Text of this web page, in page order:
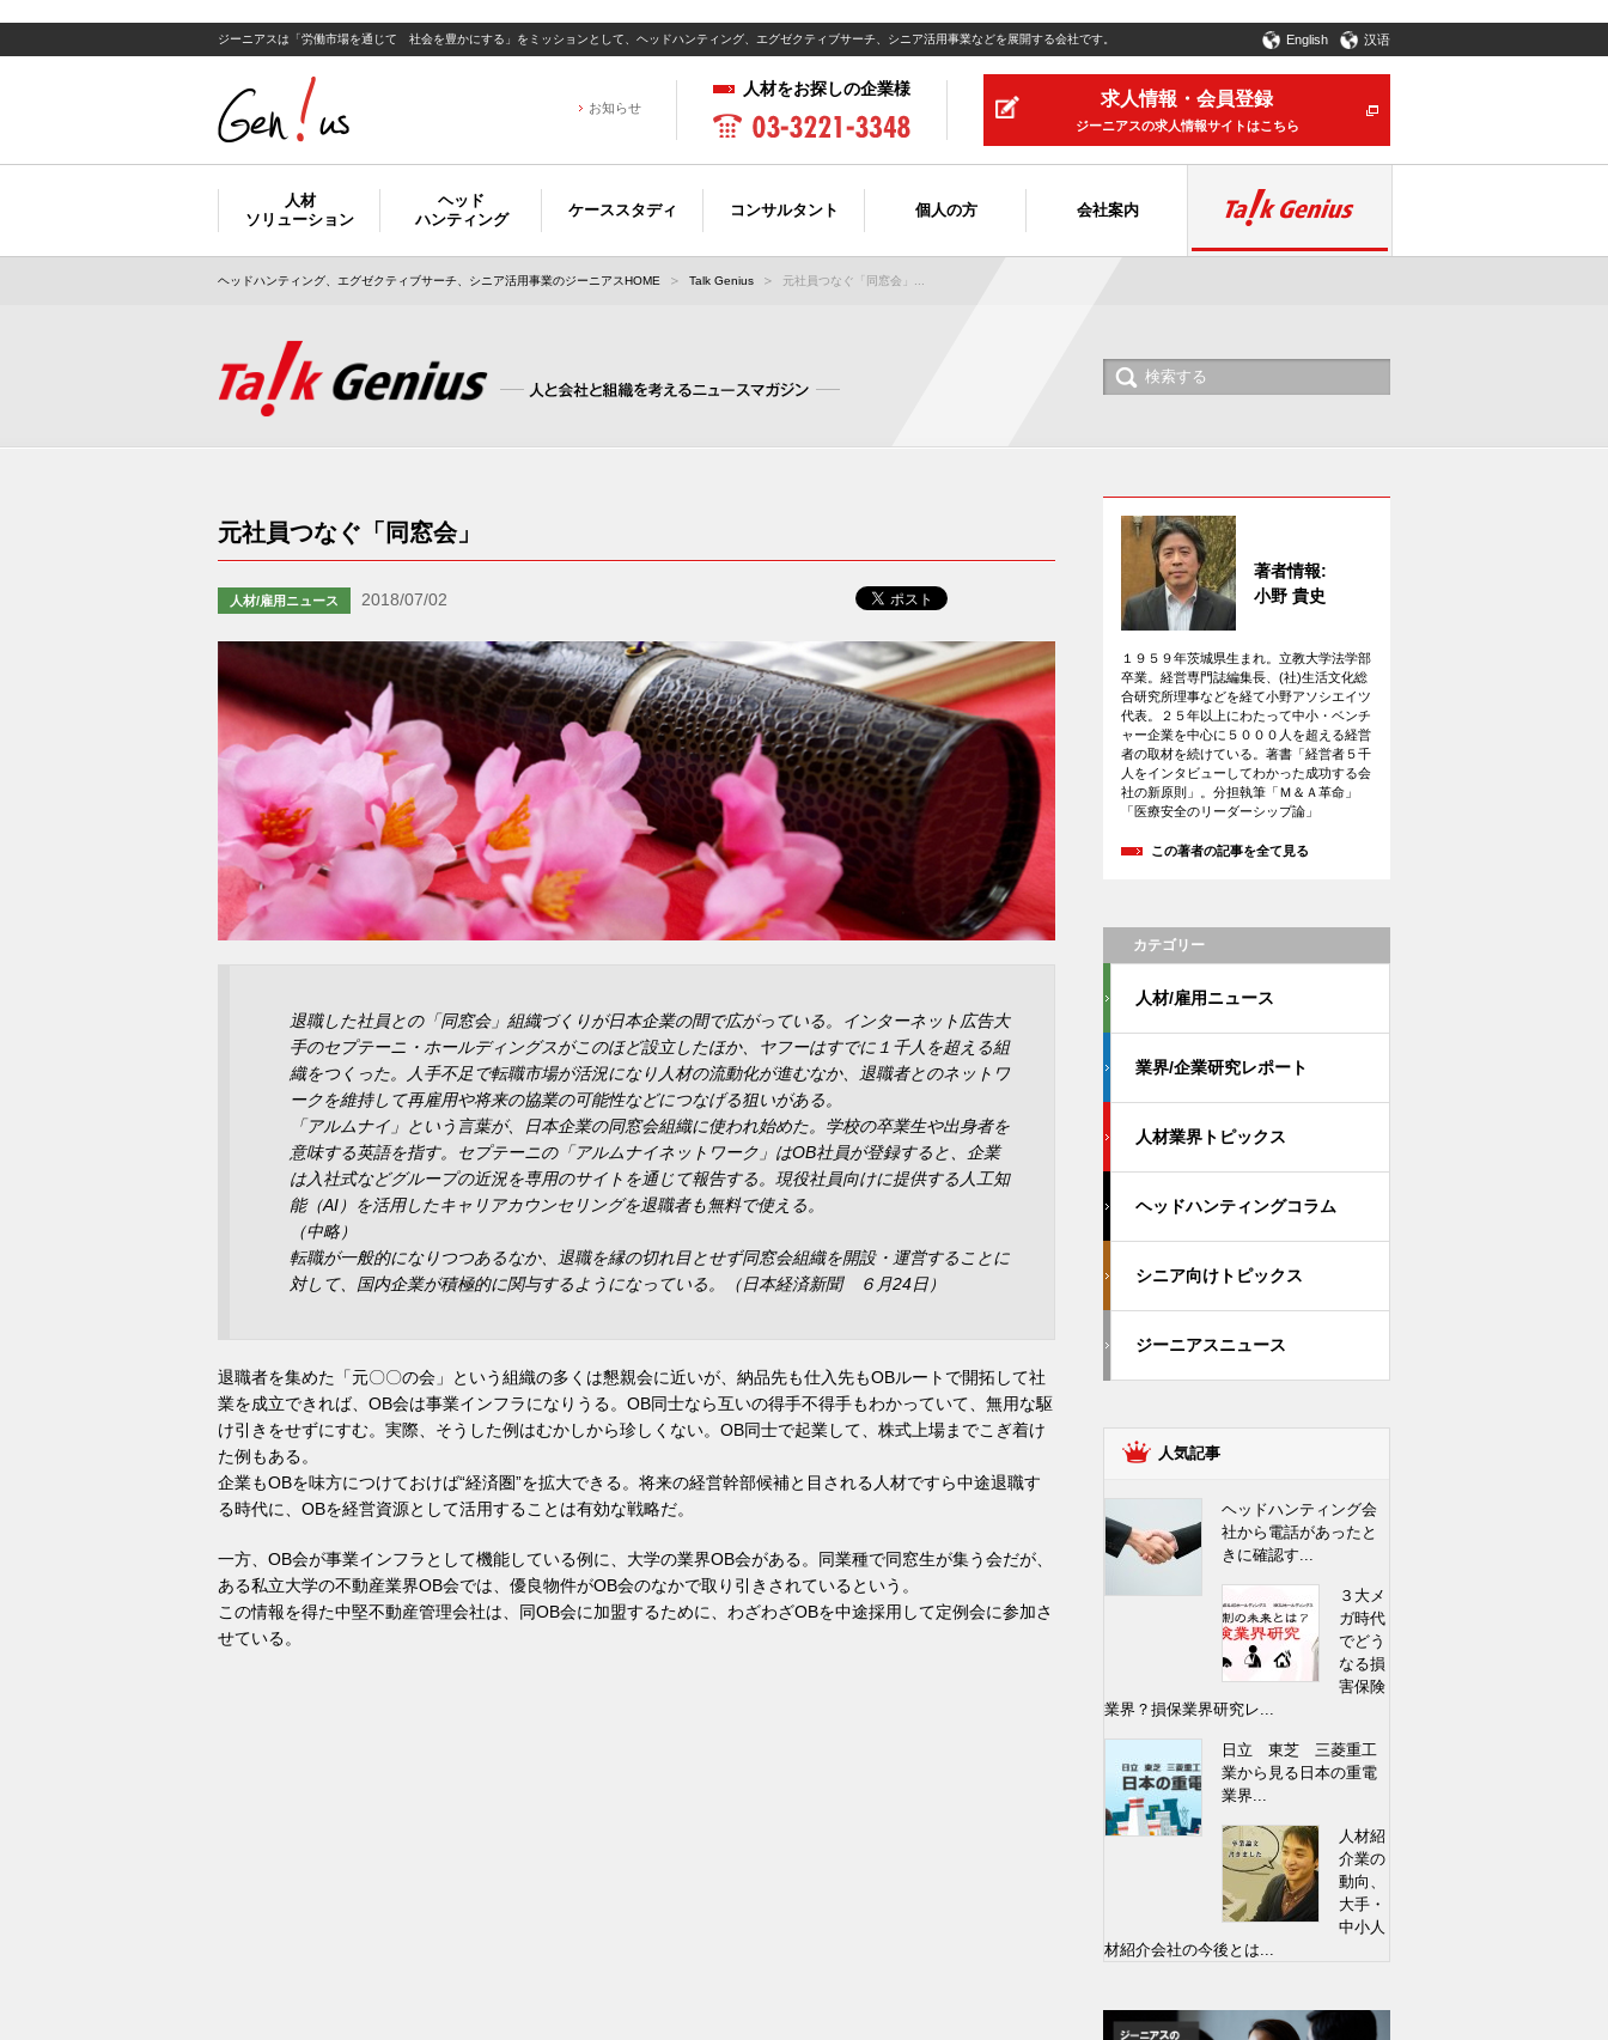
ジーニアスは「労働市場を通じて 社会を豊かにする」をミッションとして、ヘッドハンティング、エグゼクティブサーチ、シニア活用事業などを展開する会社です。
人材
ソリューション
ヘッド
ハンティング
ケーススタディ コンサルタント 個人の方 会社案内
お知らせ
English 汉语
求人情報・会員登録
ジーニアスの求人情報サイトはこちら
人材をお探しの企業様
ヘッドハンティング、エグゼクティブサーチ、シニア活用事業のジーニアスHOME Talk Genius 元社員つなぐ「同窓会」...
元社員つなぐ「同窓会」
人材/雇用ニュース 2018/07/02
退職した社員との「同窓会」組織づくりが日本企業の間で広がっている。インターネット広告大
手のセプテーニ・ホールディングスがこのほど設立したほか、ヤフーはすでに１千人を超える組
織をつくった。人手不足で転職市場が活況になり人材の流動化が進むなか、退職者とのネットワ
ークを維持して再雇用や将来の協業の可能性などにつなげる狙いがある。
「アルムナイ」という言葉が、日本企業の同窓会組織に使われ始めた。学校の卒業生や出身者を
意味する英語を指す。セプテーニの「アルムナイネットワーク」はOB社員が登録すると、企業
は入社式などグループの近況を専用のサイトを通じて報告する。現役社員向けに提供する人工知
能（AI）を活用したキャリアカウンセリングを退職者も無料で使える。
（中略）
転職が一般的になりつつあるなか、退職を縁の切れ目とせず同窓会組織を開設・運営することに
対して、国内企業が積極的に関与するようになっている。（日本経済新聞 ６月24日）
退職者を集めた「元〇〇の会」という組織の多くは懇親会に近いが、納品先も仕入先もOBルートで開拓して社
業を成立できれば、OB会は事業インフラになりうる。OB同士なら互いの得手不得手もわかっていて、無用な駆
け引きをせずにすむ。実際、そうした例はむかしから珍しくない。OB同士で起業して、株式上場までこぎ着け
た例もある。
企業もOBを味方につけておけば“経済圏”を拡大できる。将来の経営幹部候補と目される人材ですら中途退職す
る時代に、OBを経営資源として活用することは有効な戦略だ。
一方、OB会が事業インフラとして機能している例に、大学の業界OB会がある。同業種で同窓生が集う会だが、
ある私立大学の不動産業界OB会では、優良物件がOB会のなかで取り引きされているという。
この情報を得た中堅不動産管理会社は、同OB会に加盟するために、わざわざOBを中途採用して定例会に参加さ
せている。
著者情報:
小野 貴史
１９５９年茨城県生まれ。立教大学法学部
卒業。経営専門誌編集長、(社)生活文化総
合研究所理事などを経て小野アソシエイツ
代表。２５年以上にわたって中小・ベンチ
ャー企業を中心に５０００人を超える経営
者の取材を続けている。著書「経営者５千
人をインタビューしてわかった成功する会
社の新原則」。分担執筆「Ｍ＆Ａ革命」
「医療安全のリーダーシップ論」
この著者の記事を全て見る
カテゴリー
人材/雇用ニュース
業界/企業研究レポート
人材業界トピックス
ヘッドハンティングコラム
シニア向けトピックス
ジーニアスニュース
人気記事
ヘッドハンティング会
社から電話があったと
きに確認す...
３大メ
ガ時代
でどう
なる損
害保険
業界？損保業界研究レ...
日立 東芝 三菱重工
業から見る日本の重電
業界...
人材紹
介業の
動向、
大手・
中小人
材紹介会社の今後とは...